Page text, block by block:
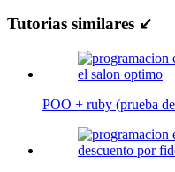
Tutorias similares ↙
POO + ruby (prueba